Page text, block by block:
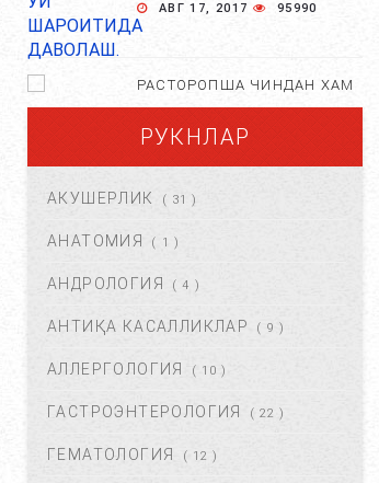
АВГ 17, 2017 95990
РАСТОРОПША ЧИНДАН ХАМ
ФОЙДАЛИМИ?...
АПР 25, 2021
ХОМИЛА ЖИНСИНИ
АНИҚЛАШНИНГ
НОСТАНДАРТ УСУЛЛАРИ....
АВГ 22, 2017
ХОМИЛА МУДДАТИНИ
АНИҚЛАШНИНГ ҚАНДАЙ
УСУЛЛАР БОР?...
АВГ 22, 2017 77423
ЧАП ҚОРИН СОХАСИ НИМА
РУКНЛАР
АКУШЕРЛИК ( 31 )
АНАТОМИЯ ( 1 )
АНДРОЛОГИЯ ( 4 )
АНТИҚА КАСАЛЛИКЛАР ( 9 )
АЛЛЕРГОЛОГИЯ ( 10 )
ГАСТРОЭНТЕРОЛОГИЯ ( 22 )
ГЕМАТОЛОГИЯ ( 12 )